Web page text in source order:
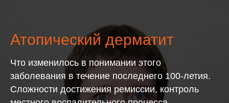
Атопический дерматит
Что изменилось в понимании этого
заболевания в течение последнего 100-летия.
Сложности достижения ремиссии, контроль